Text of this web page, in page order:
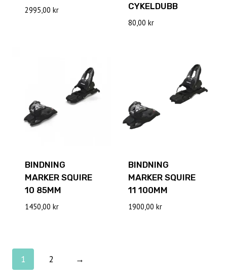
2995,00 kr
CYKELDUBB
80,00 kr
BINDNING
MARKER SQUIRE
10 85MM
1450,00 kr
BINDNING
MARKER SQUIRE
11 100MM
1900,00 kr
1 2 →